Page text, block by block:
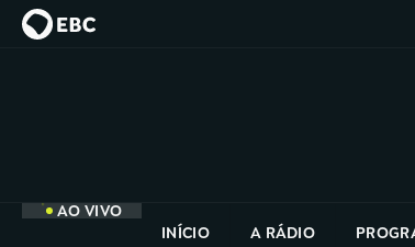
AO VIVO
INÍCIO
A RÁDIO